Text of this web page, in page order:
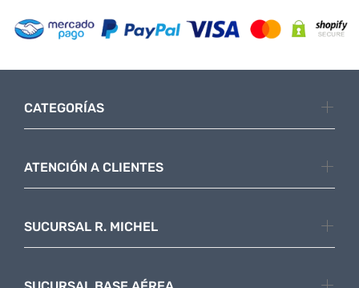
CATEGORÍAS
ATENCIÓN A CLIENTES
SUCURSAL R. MICHEL